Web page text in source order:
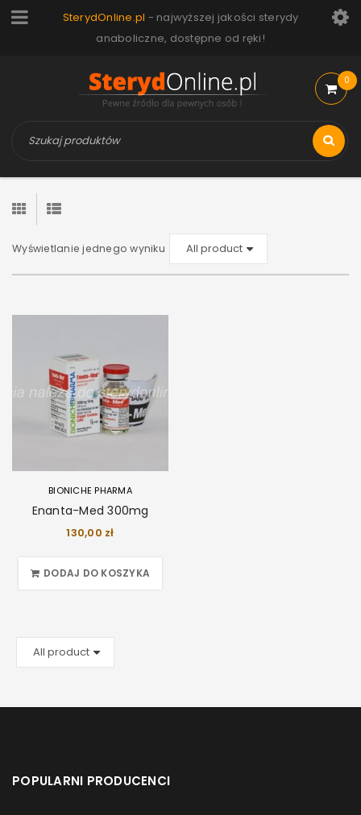
SterydOnline.pl - najwyższej jakości sterydy
anaboliczne, dostępne od ręki!
0
Wyświetlanie jednego wyniku
BIONICHE PHARMA
Enanta-Med 300mg
130,00 zł
DODAJ DO KOSZYKA
POPULARNI PRODUCENCI